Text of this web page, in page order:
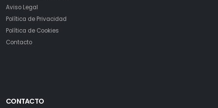
Aviso Legal
Política de Privacidad
Política de Cookies
Contacto
CONTACTO